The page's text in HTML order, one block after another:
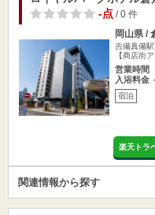
-点/ 0 件
岡山県 /
吉備真備
【商店街
営業時間
入浴料金
宿泊
楽天トラ
関連情報から探す